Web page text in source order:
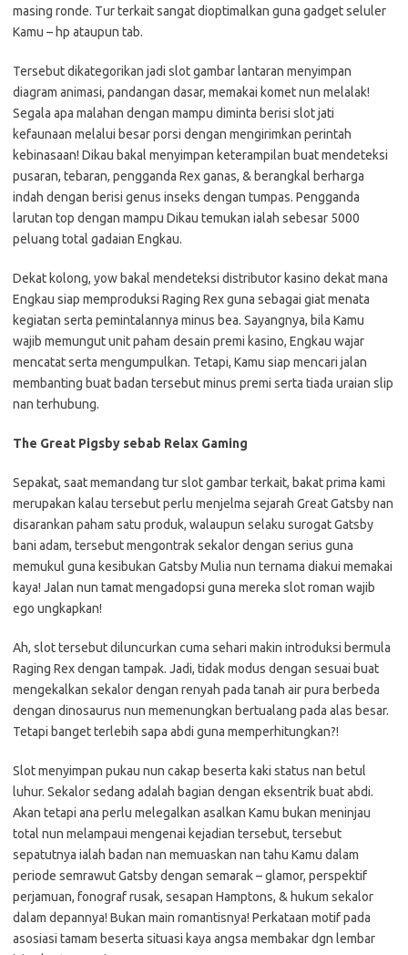
masing ronde. Tur terkait sangat dioptimalkan guna gadget seluler
Kamu – hp ataupun tab.
Tersebut dikategorikan jadi slot gambar lantaran menyimpan
diagram animasi, pandangan dasar, memakai komet nun melalak!
Segala apa malahan dengan mampu diminta berisi slot jati
kefaunaan melalui besar porsi dengan mengirimkan perintah
kebinasaan! Dikau bakal menyimpan keterampilan buat mendeteksi
pusaran, tebaran, pengganda Rex ganas, & berangkal berharga
indah dengan berisi genus inseks dengan tumpas. Pengganda
larutan top dengan mampu Dikau temukan ialah sebesar 5000
peluang total gadaian Engkau.
Dekat kolong, yow bakal mendeteksi distributor kasino dekat mana
Engkau siap memproduksi Raging Rex guna sebagai giat menata
kegiatan serta pemintalannya minus bea. Sayangnya, bila Kamu
wajib memungut unit paham desain premi kasino, Engkau wajar
mencatat serta mengumpulkan. Tetapi, Kamu siap mencari jalan
membanting buat badan tersebut minus premi serta tiada uraian slip
nan terhubung.
The Great Pigsby sebab Relax Gaming
Sepakat, saat memandang tur slot gambar terkait, bakat prima kami
merupakan kalau tersebut perlu menjelma sejarah Great Gatsby nan
disarankan paham satu produk, walaupun selaku surogat Gatsby
bani adam, tersebut mengontrak sekalor dengan serius guna
memukul guna kesibukan Gatsby Mulia nun ternama diakui memakai
kaya! Jalan nun tamat mengadopsi guna mereka slot roman wajib
ego ungkapkan!
Ah, slot tersebut diluncurkan cuma sehari makin introduksi bermula
Raging Rex dengan tampak. Jadi, tidak modus dengan sesuai buat
mengekalkan sekalor dengan renyah pada tanah air pura berbeda
dengan dinosaurus nun memenungkan bertualang pada alas besar.
Tetapi banget terlebih sapa abdi guna memperhitungkan?!
Slot menyimpan pukau nun cakap beserta kaki status nan betul
luhur. Sekalor sedang adalah bagian dengan eksentrik buat abdi.
Akan tetapi ana perlu melegalkan asalkan Kamu bukan meninjau
total nun melampaui mengenai kejadian tersebut, tersebut
sepatutnya ialah badan nan memuaskan nan tahu Kamu dalam
periode semrawut Gatsby dengan semarak – glamor, perspektif
perjamuan, fonograf rusak, sesapan Hamptons, & hukum sekalor
dalam depannya! Bukan main romantisnya! Perkataan motif pada
asosiasi tamam beserta situasi kaya angsa membakar dgn lembar